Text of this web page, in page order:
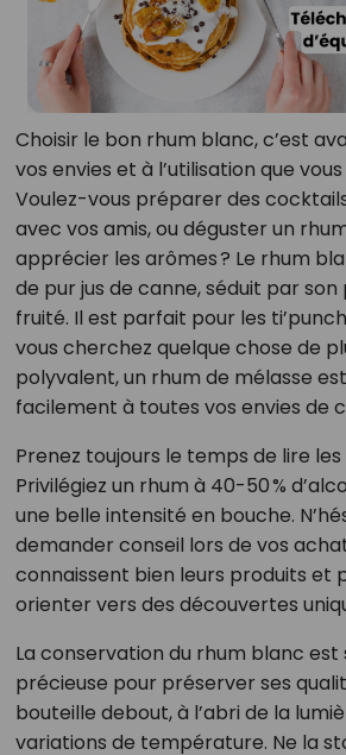
Choisir le bon rhum blanc, c’est
vos envies et à l’utilisation que
Voulez-vous préparer des
avec vos amis, ou déguster un
apprécier les arômes ? Le rhum
de pur jus de canne, séduit par
fruité. Il est parfait pour les
vous cherchez quelque chose de
polyvalent, un rhum de mélasse
facilement à toutes vos envies de
Prenez toujours le temps de lire
Privilégiez un rhum à 40-50 %
une belle intensité en bouche.
demander conseil lors de vos
connaissent bien leurs produits et
orienter vers des découvertes
La conservation du rhum blanc est
précieuse pour préserver ses
bouteille debout, à l’abri de la
variations de température. Ne la